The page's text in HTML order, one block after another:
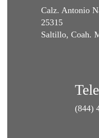
Calz. Antonio
25315
Saltillo, Coah.
(844)